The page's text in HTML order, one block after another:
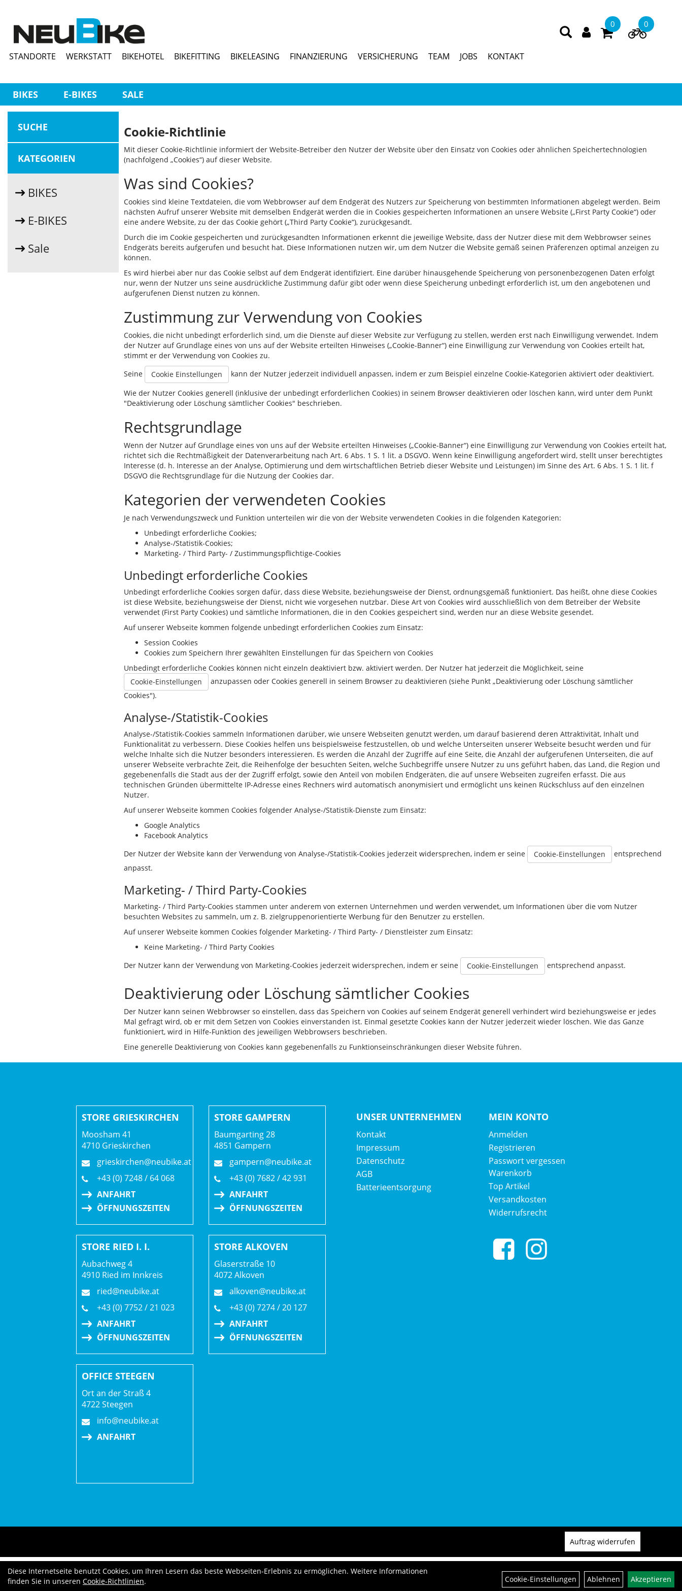
0 0
STANDORTE WERKSTATT BIKEHOTEL BIKEFITTING BIKELEASING FINANZIERUNG VERSICHERUNG TEAM JOBS KONTAKT
BIKES E-BIKES SALE
SUCHE
KATEGORIEN
BIKES
E-BIKES
Sale
Cookie-Richtlinie
Mit dieser Cookie-Richtlinie informiert der Website-Betreiber den Nutzer der Website über den Einsatz von Cookies oder ähnlichen Speichertechnologien
(nachfolgend „Cookies“) auf dieser Website.
Was sind Cookies?
Cookies sind kleine Textdateien, die vom Webbrowser auf dem Endgerät des Nutzers zur Speicherung von bestimmten Informationen abgelegt werden. Beim
nächsten Aufruf unserer Website mit demselben Endgerät werden die in Cookies gespeicherten Informationen an unsere Website („First Party Cookie“) oder
eine andere Website, zu der das Cookie gehört („Third Party Cookie“), zurückgesandt.
Durch die im Cookie gespeicherten und zurückgesandten Informationen erkennt die jeweilige Website, dass der Nutzer diese mit dem Webbrowser seines
Endgeräts bereits aufgerufen und besucht hat. Diese Informationen nutzen wir, um dem Nutzer die Website gemäß seinen Präferenzen optimal anzeigen zu
können.
Es wird hierbei aber nur das Cookie selbst auf dem Endgerät identifiziert. Eine darüber hinausgehende Speicherung von personenbezogenen Daten erfolgt
nur, wenn der Nutzer uns seine ausdrückliche Zustimmung dafür gibt oder wenn diese Speicherung unbedingt erforderlich ist, um den angebotenen und
aufgerufenen Dienst nutzen zu können.
Zustimmung zur Verwendung von Cookies
Cookies, die nicht unbedingt erforderlich sind, um die Dienste auf dieser Website zur Verfügung zu stellen, werden erst nach Einwilligung verwendet. Indem
der Nutzer auf Grundlage eines von uns auf der Website erteilten Hinweises („Cookie-Banner“) eine Einwilligung zur Verwendung von Cookies erteilt hat,
stimmt er der Verwendung von Cookies zu.
Seine
Cookie Einstellungen kann der Nutzer jederzeit individuell anpassen, indem er zum Beispiel einzelne Cookie-Kategorien aktiviert oder deaktiviert.
Wie der Nutzer Cookies generell (inklusive der unbedingt erforderlichen Cookies) in seinem Browser deaktivieren oder löschen kann, wird unter dem Punkt
"Deaktivierung oder Löschung sämtlicher Cookies" beschrieben.
Rechtsgrundlage
Wenn der Nutzer auf Grundlage eines von uns auf der Website erteilten Hinweises („Cookie-Banner“) eine Einwilligung zur Verwendung von Cookies erteilt hat,
richtet sich die Rechtmäßigkeit der Datenverarbeitung nach Art. 6 Abs. 1 S. 1 lit. a DSGVO. Wenn keine Einwilligung angefordert wird, stellt unser berechtigtes
Interesse (d. h. Interesse an der Analyse, Optimierung und dem wirtschaftlichen Betrieb dieser Website und Leistungen) im Sinne des Art. 6 Abs. 1 S. 1 lit. f
DSGVO die Rechtsgrundlage für die Nutzung der Cookies dar.
Kategorien der verwendeten Cookies
Je nach Verwendungszweck und Funktion unterteilen wir die von der Website verwendeten Cookies in die folgenden Kategorien:
Unbedingt erforderliche Cookies;
Analyse-/Statistik-Cookies;
Marketing- / Third Party- / Zustimmungspflichtige-Cookies
Unbedingt erforderliche Cookies
Unbedingt erforderliche Cookies sorgen dafür, dass diese Website, beziehungsweise der Dienst, ordnungsgemäß funktioniert. Das heißt, ohne diese Cookies
ist diese Website, beziehungsweise der Dienst, nicht wie vorgesehen nutzbar. Diese Art von Cookies wird ausschließlich von dem Betreiber der Website
verwendet (First Party Cookies) und sämtliche Informationen, die in den Cookies gespeichert sind, werden nur an diese Website gesendet.
Auf unserer Webseite kommen folgende unbedingt erforderlichen Cookies zum Einsatz:
Session Cookies
Cookies zum Speichern Ihrer gewählten Einstellungen für das Speichern von Cookies
Unbedingt erforderliche Cookies können nicht einzeln deaktiviert bzw. aktiviert werden. Der Nutzer hat jederzeit die Möglichkeit, seine
Cookie-Einstellungen
anzupassen oder Cookies generell in seinem Browser zu deaktivieren (siehe Punkt „Deaktivierung oder Löschung sämtlicher
Cookies").
Analyse-/Statistik-Cookies
Analyse-/Statistik-Cookies sammeln Informationen darüber, wie unsere Webseiten genutzt werden, um darauf basierend deren Attraktivität, Inhalt und
Funktionalität zu verbessern. Diese Cookies helfen uns beispielsweise festzustellen, ob und welche Unterseiten unserer Webseite besucht werden und für
welche Inhalte sich die Nutzer besonders interessieren. Es werden die Anzahl der Zugriffe auf eine Seite, die Anzahl der aufgerufenen Unterseiten, die auf
unserer Webseite verbrachte Zeit, die Reihenfolge der besuchten Seiten, welche Suchbegriffe unsere Nutzer zu uns geführt haben, das Land, die Region und
gegebenenfalls die Stadt aus der der Zugriff erfolgt, sowie den Anteil von mobilen Endgeräten, die auf unsere Webseiten zugreifen erfasst. Die aus
technischen Gründen übermittelte IP-Adresse eines Rechners wird automatisch anonymisiert und ermöglicht uns keinen Rückschluss auf den einzelnen
Nutzer.
Auf unserer Webseite kommen Cookies folgender Analyse-/Statistik-Dienste zum Einsatz:
Google Analytics
Facebook Analytics
Der Nutzer der Website kann der Verwendung von Analyse-/Statistik-Cookies jederzeit widersprechen, indem er seine
Cookie-Einstellungen
entsprechend
anpasst.
Marketing- / Third Party-Cookies
Marketing- / Third Party-Cookies stammen unter anderem von externen Unternehmen und werden verwendet, um Informationen über die vom Nutzer
besuchten Websites zu sammeln, um z. B. zielgruppenorientierte Werbung für den Benutzer zu erstellen.
Auf unserer Webseite kommen Cookies folgender Marketing- / Third Party- / Dienstleister zum Einsatz:
Keine Marketing- / Third Party Cookies
Der Nutzer kann der Verwendung von Marketing-Cookies jederzeit widersprechen, indem er seine
Cookie-Einstellungen entsprechend anpasst.
Deaktivierung oder Löschung sämtlicher Cookies
Der Nutzer kann seinen Webbrowser so einstellen, dass das Speichern von Cookies auf seinem Endgerät generell verhindert wird beziehungsweise er jedes
Mal gefragt wird, ob er mit dem Setzen von Cookies einverstanden ist. Einmal gesetzte Cookies kann der Nutzer jederzeit wieder löschen. Wie das Ganze
funktioniert, wird in Hilfe-Funktion des jeweiligen Webbrowsers beschrieben.
Eine generelle Deaktivierung von Cookies kann gegebenenfalls zu Funktionseinschränkungen dieser Website führen.
STORE GRIESKIRCHEN
Moosham 41
4710 Grieskirchen
grieskirchen@neubike.at
+43 (0) 7248 / 64 068
ANFAHRT
ÖFFNUNGSZEITEN
STORE GAMPERN
Baumgarting 28
4851 Gampern
gampern@neubike.at
+43 (0) 7682 / 42 931
ANFAHRT
ÖFFNUNGSZEITEN
STORE RIED I. I.
Aubachweg 4
4910 Ried im Innkreis
ried@neubike.at
+43 (0) 7752 / 21 023
ANFAHRT
ÖFFNUNGSZEITEN
STORE ALKOVEN
Glaserstraße 10
4072 Alkoven
alkoven@neubike.at
+43 (0) 7274 / 20 127
ANFAHRT
ÖFFNUNGSZEITEN
OFFICE STEEGEN
Ort an der Straß 4
4722 Steegen
info@neubike.at
ANFAHRT
UNSER UNTERNEHMEN
Kontakt
Impressum
Datenschutz
AGB
Batterieentsorgung
MEIN KONTO
Anmelden
Registrieren
Passwort vergessen
Warenkorb
Top Artikel
Versandkosten
Widerrufsrecht
Diese Internetseite benutzt Cookies, um Ihren Lesern das beste Webseiten-Erlebnis zu ermöglichen. Weitere Informationen
finden Sie in unseren Cookie-Richtlinien. Cookie-Einstellungen Ablehnen Akzeptieren
Auftrag widerrufen